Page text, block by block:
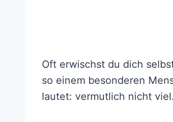
Oft erwischst du dich
so einem besonderen
lautet: vermutlich nicht viel.